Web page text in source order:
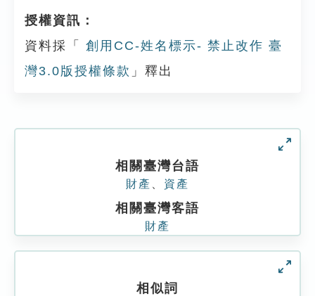
授權資訊：
資料採「
創用CC-姓名標示- 禁止改作 臺
灣3.0版授權條款 」釋出
相關臺灣台語
財產 資產
相關臺灣客語
財產
相似詞